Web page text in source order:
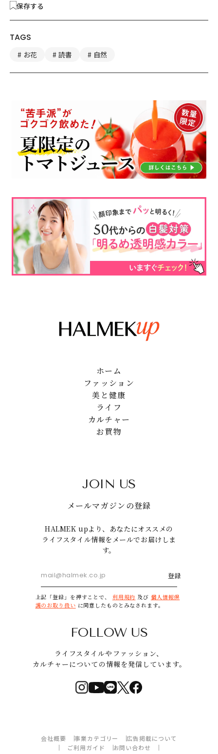
保存する
TAGS
お花 読書 自然
ホーム
ファッション
美と健康
ライフ
カルチャー
お買物
JOIN US
メールマガジンの登録
HALMEK upより、あなたにオススメの
ライフスタイル情報をメールでお届けしま
す。
登録
上記「登録」を押すことで、 利用規約 及び 個人情報保
護のお取り扱い に同意したものとみなされます。
FOLLOW US
ライフスタイルやファッション、
カルチャーについての情報を発信しています。
会社概要 事業カテゴリー
広告掲載について
ご利用ガイド
お問い合わせ